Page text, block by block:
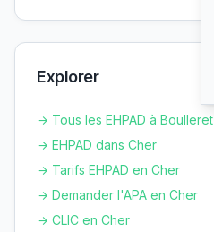
Explorer
→ Tous les EHPAD à Boulleret
→ EHPAD dans Cher
→ Tarifs EHPAD en Cher
→ Demander l'APA en Cher
→ CLIC en Cher